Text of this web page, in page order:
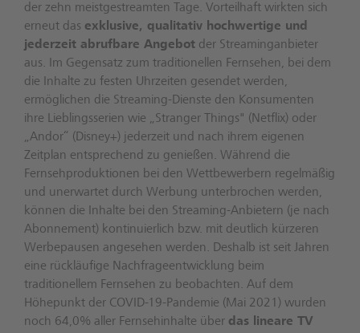
der zehn meistgestreamten Tage. Vorteilhaft wirkten sich
erneut das exklusive, qualitativ hochwertige und
jederzeit abrufbare Angebot der Streaminganbieter
aus. Im Gegensatz zum traditionellen Fernsehen, bei dem
die Inhalte zu festen Uhrzeiten gesendet werden,
ermöglichen die Streaming-Dienste den Konsumenten
ihre Lieblingsserien wie „Stranger Things" (Netflix) oder
„Andor“ (Disney+) jederzeit und nach ihrem eigenen
Zeitplan entsprechend zu genießen. Während die
Fernsehproduktionen bei den Wettbewerbern regelmäßig
und unerwartet durch Werbung unterbrochen werden,
können die Inhalte bei den Streaming-Anbietern (je nach
Abonnement) kontinuierlich bzw. mit deutlich kürzeren
Werbepausen angesehen werden. Deshalb ist seit Jahren
eine rückläufige Nachfrageentwicklung beim
traditionellem Fernsehen zu beobachten. Auf dem
Höhepunkt der COVID-19-Pandemie (Mai 2021) wurden
noch 64,0% aller Fernsehinhalte über das lineare TV